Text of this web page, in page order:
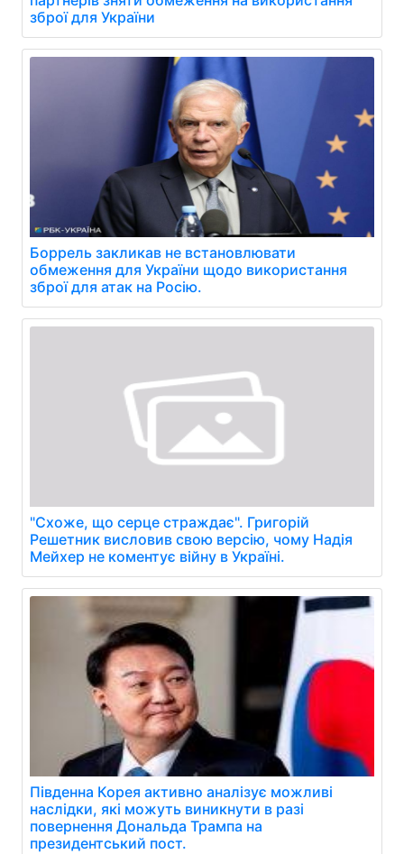
зброї для України
Боррель закликав не встановлювати
обмеження для України щодо використання
зброї для атак на Росію.
"Схоже, що серце страждає". Григорій
Решетник висловив свою версію, чому Надія
Мейхер не коментує війну в Україні.
Південна Корея активно аналізує можливі
наслідки, які можуть виникнути в разі
повернення Дональда Трампа на
президентський пост.